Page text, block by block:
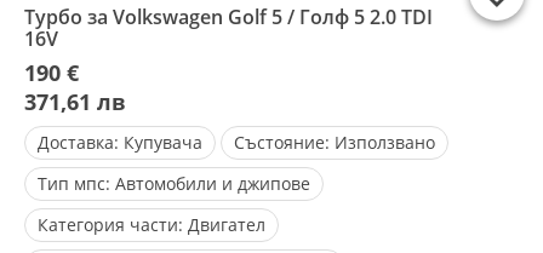
Турбо за Volkswagen Golf 5 / Голф 5 2.0 TDI
16V
190 €
371,61 лв
Доставка: Купувача Състояние: Използвано
Тип мпс: Автомобили и джипове
Категория части: Двигател